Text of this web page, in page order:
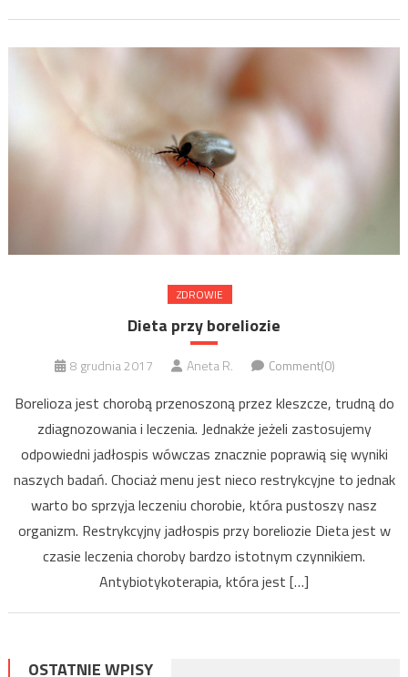
ZDROWIE
Dieta przy boreliozie
8 grudnia 2017 Aneta R. Comment(0)
Borelioza jest chorobą przenoszoną przez kleszcze, trudną do
zdiagnozowania i leczenia. Jednakże jeżeli zastosujemy
odpowiedni jadłospis wówczas znacznie poprawią się wyniki
naszych badań. Chociaż menu jest nieco restrykcyjne to jednak
warto bo sprzyja leczeniu chorobie, która pustoszy nasz
organizm. Restrykcyjny jadłospis przy boreliozie Dieta jest w
czasie leczenia choroby bardzo istotnym czynnikiem.
Antybiotykoterapia, która jest […]
OSTATNIE WPISY